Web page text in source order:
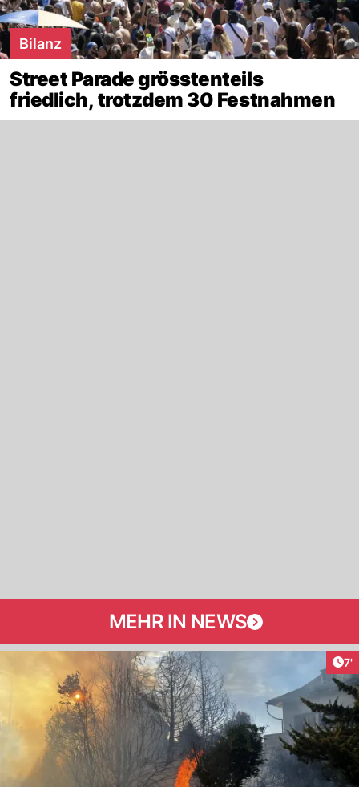
Bilanz
Street Parade grösstenteils
friedlich, trotzdem 30 Festnahmen
MEHR IN NEWS
7'